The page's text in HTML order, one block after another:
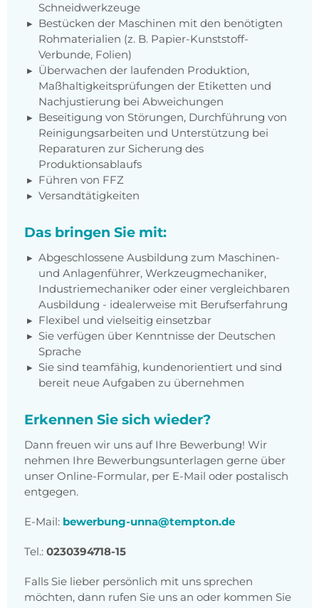
Schneidwerkzeuge
Bestücken der Maschinen mit den benötigten
Rohmaterialien (z. B. Papier-Kunststoff-
Verbunde, Folien)
Überwachen der laufenden Produktion,
Maßhaltigkeitsprüfungen der Etiketten und
Nachjustierung bei Abweichungen
Beseitigung von Störungen, Durchführung von
Reinigungsarbeiten und Unterstützung bei
Reparaturen zur Sicherung des
Produktionsablaufs
Führen von FFZ
Versandtätigkeiten
Das bringen Sie mit:
Abgeschlossene Ausbildung zum Maschinen-
und Anlagenführer, Werkzeugmechaniker,
Industriemechaniker oder einer vergleichbaren
Ausbildung - idealerweise mit Berufserfahrung
Flexibel und vielseitig einsetzbar
Sie verfügen über Kenntnisse der Deutschen
Sprache
Sie sind teamfähig, kundenorientiert und sind
bereit neue Aufgaben zu übernehmen
Erkennen Sie sich wieder?
Dann freuen wir uns auf Ihre Bewerbung! Wir
nehmen Ihre Bewerbungsunterlagen gerne über
unser Online-Formular, per E-Mail oder postalisch
entgegen.
E-Mail: bewerbung-unna@tempton.de
Tel.: 0230394718-15
Falls Sie lieber persönlich mit uns sprechen
möchten, dann rufen Sie uns an oder kommen Sie